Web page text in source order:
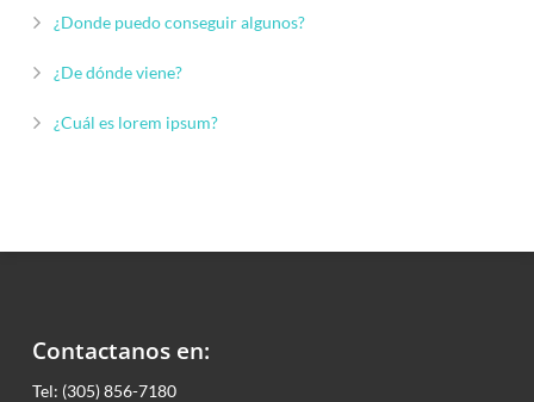
¿Donde puedo conseguir algunos?
¿De dónde viene?
¿Cuál es lorem ipsum?
Contactanos en:
Tel: (305) 856-7180